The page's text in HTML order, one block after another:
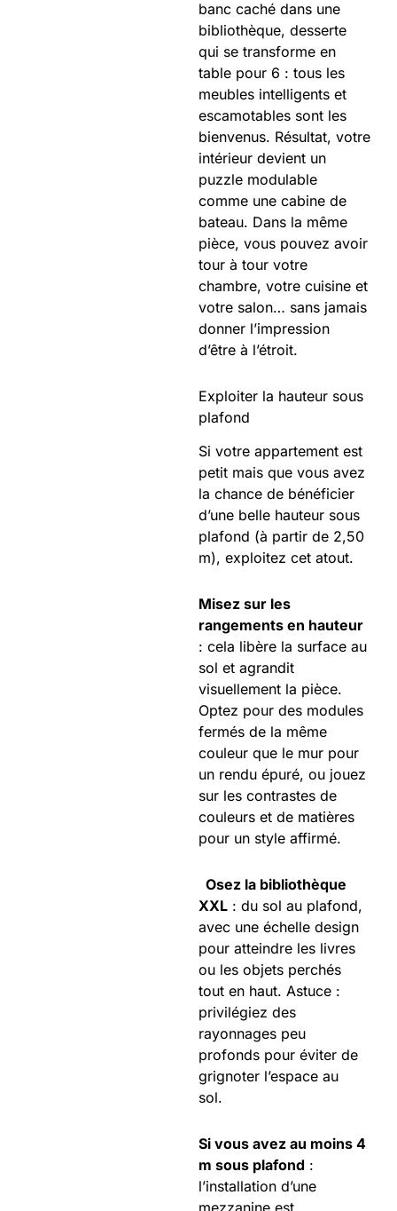
banc caché dans une
bibliothèque, desserte
qui se transforme en
table pour 6 : tous les
meubles intelligents et
escamotables sont les
bienvenus. Résultat, votre
intérieur devient un
puzzle modulable
comme une cabine de
bateau. Dans la même
pièce, vous pouvez avoir
tour à tour votre
chambre, votre cuisine et
votre salon… sans jamais
donner l’impression
d’être à l’étroit.
Exploiter la hauteur sous
plafond
Si votre appartement est
petit mais que vous avez
la chance de bénéficier
d’une belle hauteur sous
plafond (à partir de 2,50
m), exploitez cet atout.
Misez sur les
rangements en hauteur
: cela libère la surface au
sol et agrandit
visuellement la pièce.
Optez pour des modules
fermés de la même
couleur que le mur pour
un rendu épuré, ou jouez
sur les contrastes de
couleurs et de matières
pour un style affirmé.
Osez la bibliothèque
XXL : du sol au plafond,
avec une échelle design
pour atteindre les livres
ou les objets perchés
tout en haut. Astuce :
privilégiez des
rayonnages peu
profonds pour éviter de
grignoter l’espace au
sol.
Si vous avez au moins 4
m sous plafond :
l’installation d’une